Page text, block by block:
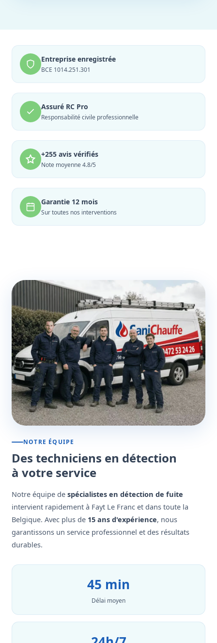
Entreprise enregistrée
BCE 1014.251.301
Assuré RC Pro
Responsabilité civile professionnelle
+255 avis vérifiés
Note moyenne 4.8/5
Garantie 12 mois
Sur toutes nos interventions
NOTRE ÉQUIPE
Des techniciens en détection
à votre service
Notre équipe de spécialistes en détection de fuite
intervient rapidement à Fayt Le Franc et dans toute la
Belgique. Avec plus de 15 ans d'expérience, nous
garantissons un service professionnel et des résultats
durables.
45 min
Délai moyen